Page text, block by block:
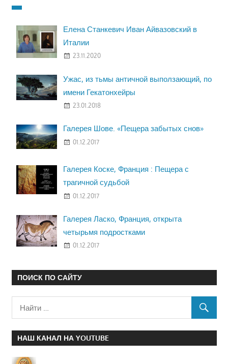
Елена Станкевич Иван Айвазовский в
Италии
23.11.2020
Ужас, из тьмы античной выползающий, по
имени Гекатонхейры
23.01.2018
Галерея Шове. «Пещера забытых снов»
01.12.2017
Галерея Коске, Франция : Пещера с
трагичной судьбой
01.12.2017
Галерея Ласко, Франция, открыта
четырьмя подростками
01.12.2017
ПОИСК ПО САЙТУ
НАШ КАНАЛ НА YOUTUBE